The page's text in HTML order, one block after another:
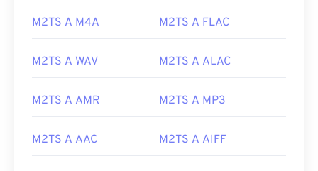
M2TS A M4A M2TS A FLAC
M2TS A WAV M2TS A ALAC
M2TS A AMR M2TS A MP3
M2TS A AAC M2TS A AIFF